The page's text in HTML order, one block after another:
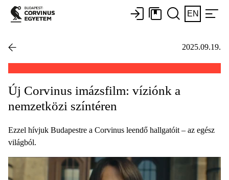
EN
2025.09.19.
Új Corvinus imázsfilm: víziónk a
nemzetközi színtéren
Ezzel hívjuk Budapestre a Corvinus leendő hallgatóit – az egész
világból.